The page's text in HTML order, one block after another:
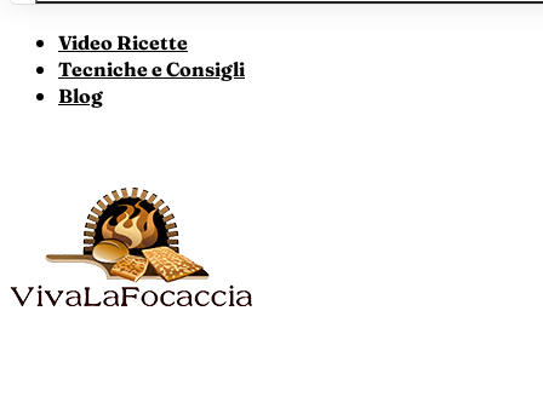
Video Ricette
Tecniche e Consigli
Blog